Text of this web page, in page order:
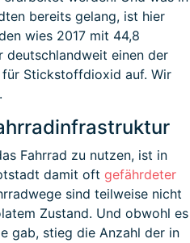
bereits gelang, ist hier
wies 2017 mit 44,8
deutschlandweit einen der
Stickstoffdioxid auf. Wir
Fahrrad zu nutzen, ist in
damit oft gefährdeter
sind teilweise nicht
Zustand. Und obwohl es
gab, stieg die Anzahl der in